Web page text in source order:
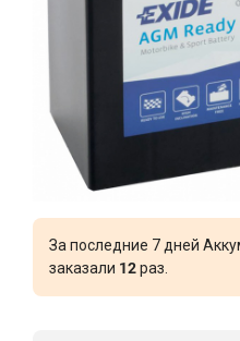
За последние 7 дней
заказали 12раз.